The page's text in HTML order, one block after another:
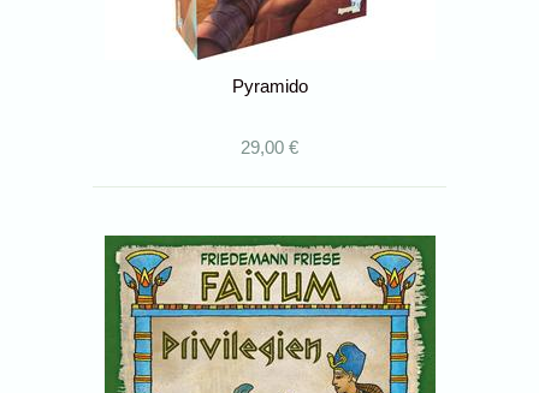
Pyramido
29,00 €